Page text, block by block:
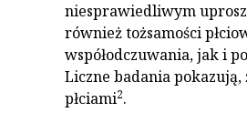
niesprawiedliwym
również tożsamości
współodczuwania, jak i
Liczne badania
płciami2.